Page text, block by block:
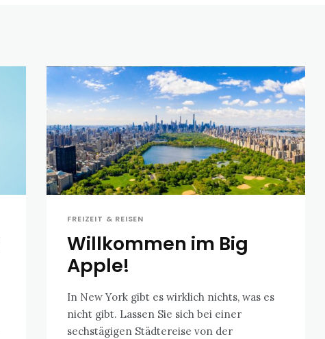
FREIZEIT & REISEN
Willkommen im Big
Apple!
In New York gibt es wirklich nichts, was es
nicht gibt. Lassen Sie sich bei einer
sechstägigen Städtereise von der